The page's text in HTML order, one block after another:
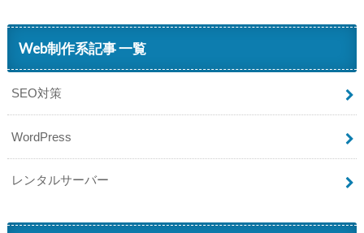
Web制作系記事 一覧
SEO対策
WordPress
レンタルサーバー